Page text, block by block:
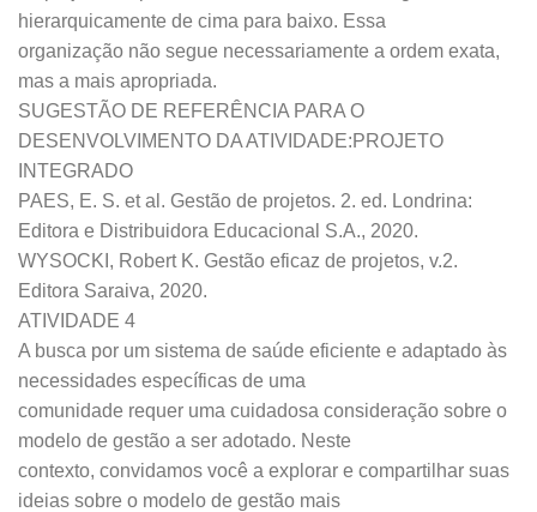
hierarquicamente de cima para baixo. Essa
organização não segue necessariamente a ordem exata,
mas a mais apropriada.
SUGESTÃO DE REFERÊNCIA PARA O
DESENVOLVIMENTO DA ATIVIDADE:PROJETO
INTEGRADO
PAES, E. S. et al. Gestão de projetos. 2. ed. Londrina:
Editora e Distribuidora Educacional S.A., 2020.
WYSOCKI, Robert K. Gestão eficaz de projetos, v.2.
Editora Saraiva, 2020.
ATIVIDADE 4
A busca por um sistema de saúde eficiente e adaptado às
necessidades específicas de uma
comunidade requer uma cuidadosa consideração sobre o
modelo de gestão a ser adotado. Neste
contexto, convidamos você a explorar e compartilhar suas
ideias sobre o modelo de gestão mais